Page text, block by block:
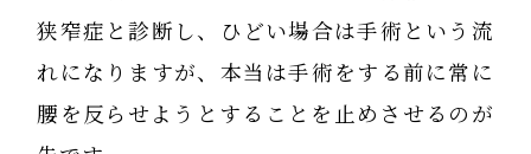
狭窄症と診断し、ひどい場合は手術という流
れになりますが、本当は手術をする前に常に
腰を反らせようとすることを止めさせるのが